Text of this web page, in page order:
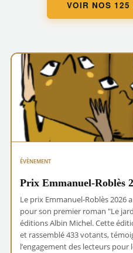
VOIR NOS 125
ÉVÈNEMENT
Prix Emmanuel-Roblès
Le prix Emmanuel-Roblès 2026
pour son premier roman "Le
éditions Albin Michel. Cette
et rassemblé 433 votants,
l’engagement des lecteurs